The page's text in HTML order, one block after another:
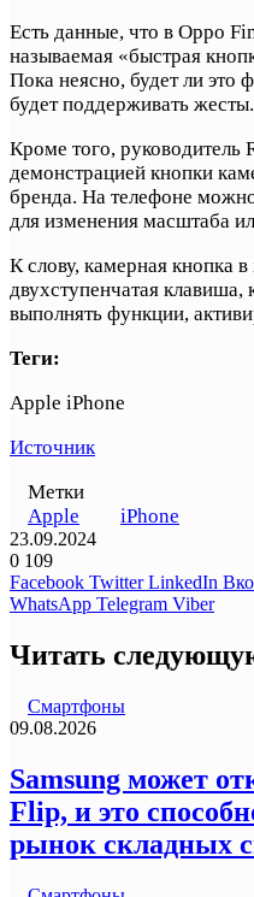
Есть данные, что в Oppo
называемая «быстрая
Пока неясно, будет ли это
будет поддерживать жесты.
Кроме того, руководитель
демонстрацией кнопки
бренда. На телефоне
для изменения масштаба
К слову, камерная кнопка
двухступенчатая клавиша,
выполнять функции,
Теги:
Apple iPhone
Источник
Метки
Apple
iPhone
23.09.2024
0 109
Facebook Twitter LinkedIn
WhatsApp Telegram Viber
Читать
Смартфоны
09.08.2026
Samsung может
Flip, и это
рынок складных